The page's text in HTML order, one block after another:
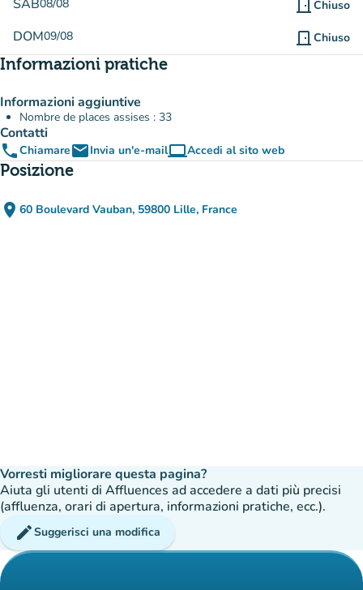
SAB08/08 door_front Chiuso
DOM09/08 door_front Chiuso
Informazioni pratiche
Informazioni aggiuntive
Nombre de places assises : 33
Contatti
phoneChiamareemailInvia un'e-mailcomputerAccedi al sito web
(nuova scheda)
Posizione
place 60 Boulevard Vauban, 59800 Lille, France
(apri in Google Maps)
(nuova scheda)
Vorresti migliorare questa pagina?
Aiuta gli utenti di Affluences ad accedere a dati più precisi
(affluenza, orari di apertura, informazioni pratiche, ecc.).
editSuggerisci una modifica